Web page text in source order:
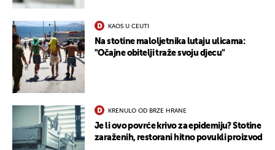
KAOS U CEUTI
Na stotine maloljetnika lutaju ulicama:
"Očajne obitelji traže svoju djecu"
KRENULO OD BRZE HRANE
Je li ovo povrće krivo za epidemiju? Stotine
zaraženih, restorani hitno povukli proizvod